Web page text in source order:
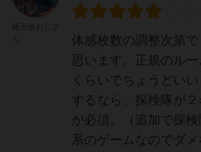
体感枚数の調整次第
思います。正規のル
くらいでちょうどい
するなら、探検隊が
が必須。（追加で探
系のゲームなのでダ